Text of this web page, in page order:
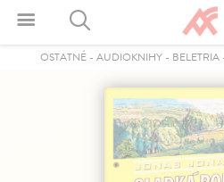
OSTATNÉ- AUDIOKNIHY-